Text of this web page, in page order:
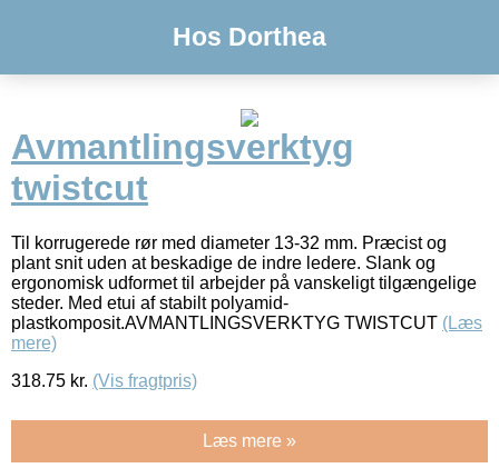
Hos Dorthea
Avmantlingsverktyg
twistcut
Til korrugerede rør med diameter 13-32 mm. Præcist og
plant snit uden at beskadige de indre ledere. Slank og
ergonomisk udformet til arbejder på vanskeligt tilgængelige
steder. Med etui af stabilt polyamid-
plastkomposit.AVMANTLINGSVERKTYG TWISTCUT (Læs
mere)
318.75 kr. (Vis fragtpris)
Læs mere »